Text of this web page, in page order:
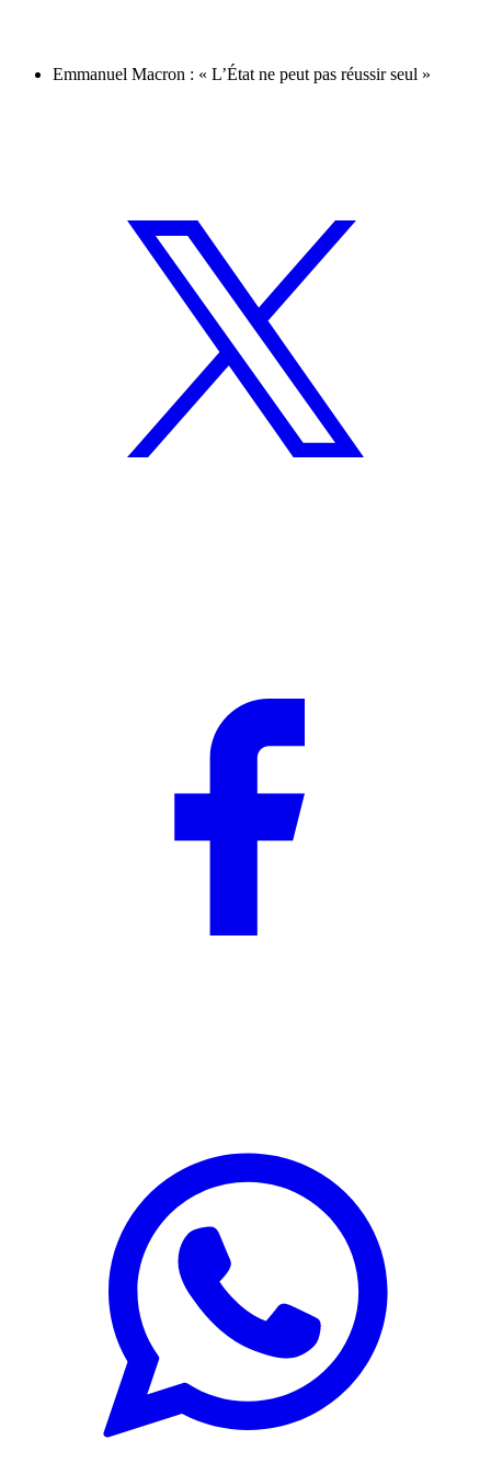
Emmanuel Macron : « L’État ne peut pas réussir seul »